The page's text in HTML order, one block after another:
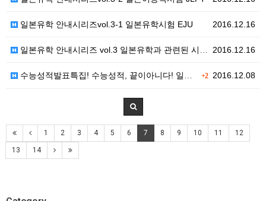
2016.12.16
일본유학 안내시리즈vol.3-1 일본유학시험 EJU
2016.12.16
일본유학 안내시리즈 vol.3 일본유학과 관련된 시험 …
+22016.12.08
수능성적발표특집! 수능성적, 끝이아니다! 일본유학
1 2 3 4 5 6 7 8 9 10 11 12
13 14